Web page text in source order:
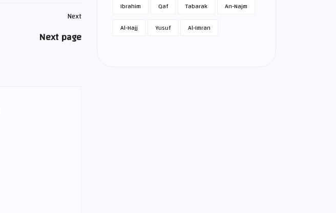
Next
Next page
Ibrahim
Qaf Tabarak
An-Najm
Al-Hajj
Yusuf Al-Imran